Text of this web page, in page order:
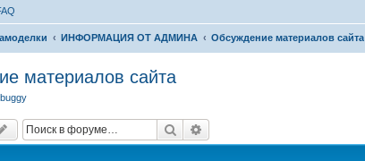
ИНФОРМАЦИЯ ОТ АДМИНА Обсуждение материалов сайта
материалов сайта
Поиск